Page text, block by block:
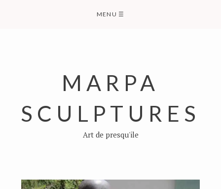
MENU ☰
MARPA
SCULPTURES
Art de presqu'ile